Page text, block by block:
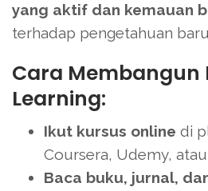
yang aktif dan kemauan
terhadap pengetahuan
Cara Membangun
Learning:
Ikut kursus online di
Coursera, Udemy,
Baca buku, jurnal,